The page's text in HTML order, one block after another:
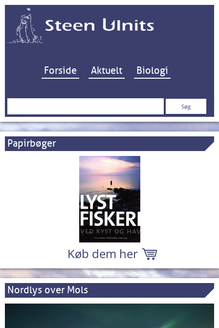
Hop til indhold
Forside Aktuelt Biologi
Søg
Papirbøger
Køb dem her
Nordlys over Mols